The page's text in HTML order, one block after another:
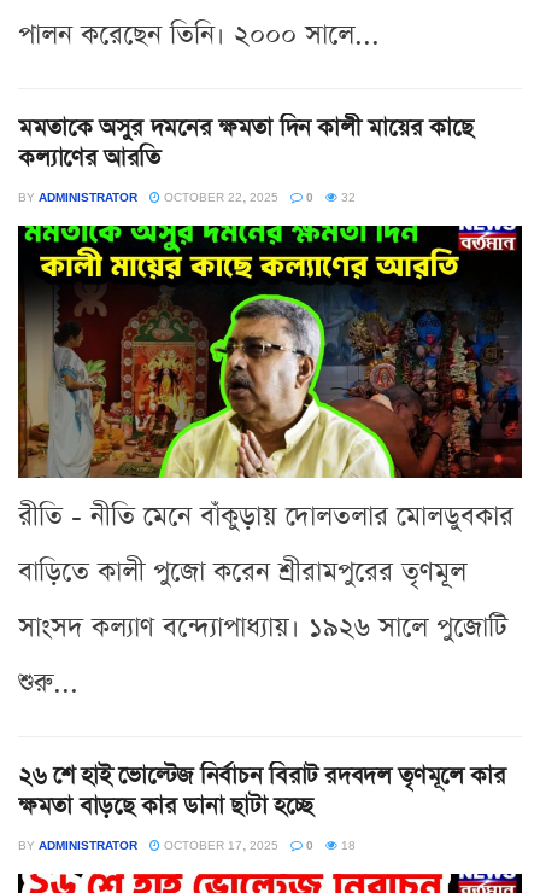
পালন করেছেন তিনি। ২০০০ সালে...
মমতাকে অসুর দমনের ক্ষমতা দিন কালী মায়ের কাছে
কল্যাণের আরতি
BY ADMINISTRATOR OCTOBER 22, 2025 0 32
রীতি - নীতি মেনে বাঁকুড়ায় দোলতলার মোলডুবকার
বাড়িতে কালী পুজো করেন শ্রীরামপুরের তৃণমূল
সাংসদ কল্যাণ বন্দ্যোপাধ্যায়। ১৯২৬ সালে পুজোটি
শুরু...
২৬ শে হাই ভোল্টেজ নির্বাচন বিরাট রদবদল তৃণমূলে কার
ক্ষমতা বাড়ছে কার ডানা ছাটা হচ্ছে
BY ADMINISTRATOR OCTOBER 17, 2025 0 18